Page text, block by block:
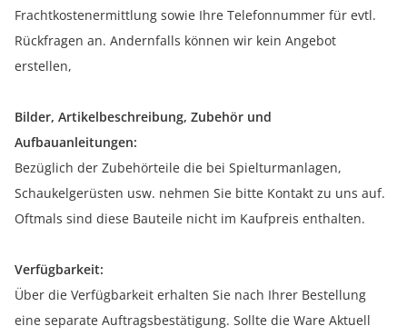
Frachtkostenermittlung sowie Ihre Telefonnummer für evtl.
Rückfragen an. Andernfalls können wir kein Angebot
erstellen,
Bilder, Artikelbeschreibung, Zubehör und
Aufbauanleitungen:
Bezüglich der Zubehörteile die bei Spielturmanlagen,
Schaukelgerüsten usw. nehmen Sie bitte Kontakt zu uns auf.
Oftmals sind diese Bauteile nicht im Kaufpreis enthalten.
Verfügbarkeit:
Über die Verfügbarkeit erhalten Sie nach Ihrer Bestellung
eine separate Auftragsbestätigung. Sollte die Ware Aktuell